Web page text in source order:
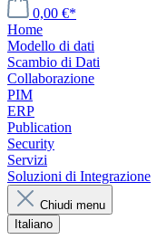
0,00 €*
Home
Modello di dati
Scambio di Dati
Collaborazione
PIM
ERP
Publication
Security
Servizi
Soluzioni di Integrazione
Chiudi menu
Italiano